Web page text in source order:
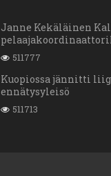
Janne Kekäläinen
511777
Kuopiossa jännitti
ennätysyleisö
511713